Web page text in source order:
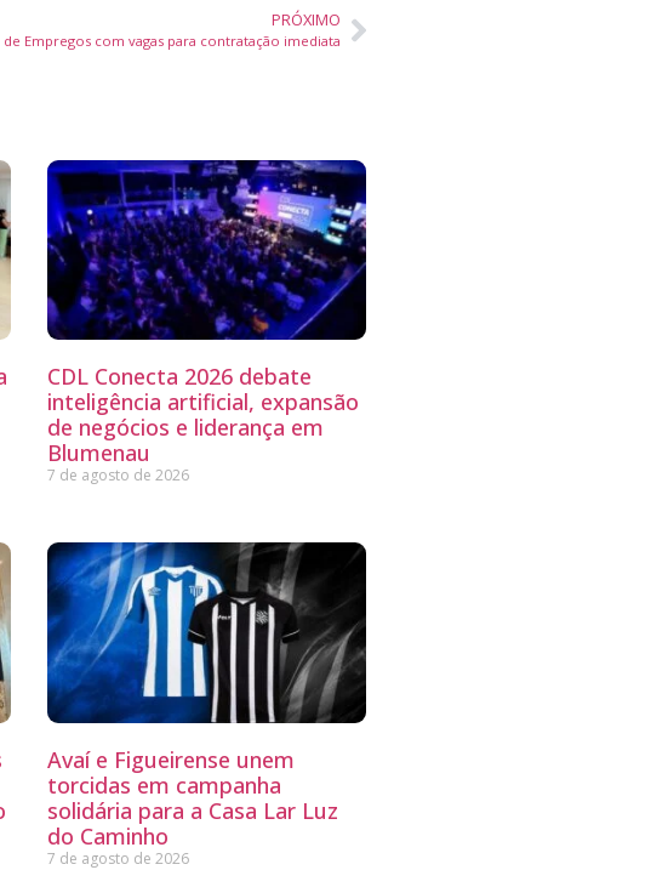
PRÓXIMO
Empregos com vagas para contratação imediata
CDL Conecta 2026 debate
inteligência artificial, expansão
de negócios e liderança em
Blumenau
7 de agosto de 2026
Avaí e Figueirense unem
torcidas em campanha
solidária para a Casa Lar Luz
do Caminho
7 de agosto de 2026